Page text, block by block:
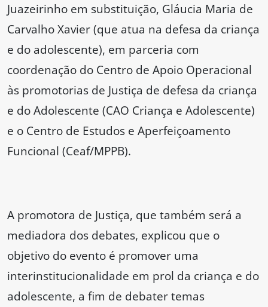
Juazeirinho em substituição, Gláucia Maria de
Carvalho Xavier (que atua na defesa da criança
e do adolescente), em parceria com
coordenação do Centro de Apoio Operacional
às promotorias de Justiça de defesa da criança
e do Adolescente (CAO Criança e Adolescente)
e o Centro de Estudos e Aperfeiçoamento
Funcional (Ceaf/MPPB).
A promotora de Justiça, que também será a
mediadora dos debates, explicou que o
objetivo do evento é promover uma
interinstitucionalidade em prol da criança e do
adolescente, a fim de debater temas